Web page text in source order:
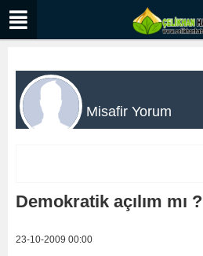
Misafir Yorum
Demokratik açılım mı ?
23-10-2009 00:00